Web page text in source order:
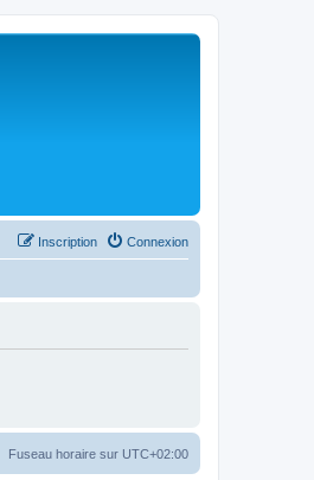
Connexion
Inscription
Fuseau horaire sur UTC+02:00